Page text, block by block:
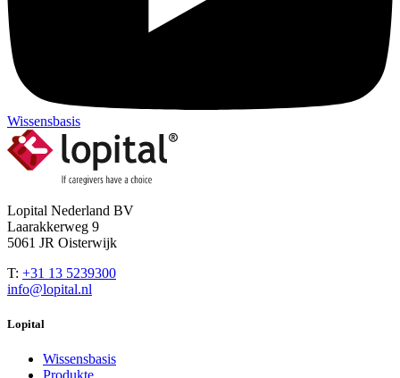
Wissensbasis
Lopital Nederland BV
Laarakkerweg 9
5061 JR Oisterwijk
T: +31 13 5239300
info@lopital.nl
Lopital
Wissensbasis
Produkte